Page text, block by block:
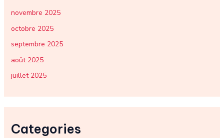
novembre 2025
octobre 2025
septembre 2025
août 2025
juillet 2025
Categories